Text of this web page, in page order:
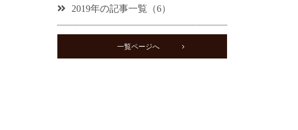
2019年の記事一覧（6）
一覧ページへ